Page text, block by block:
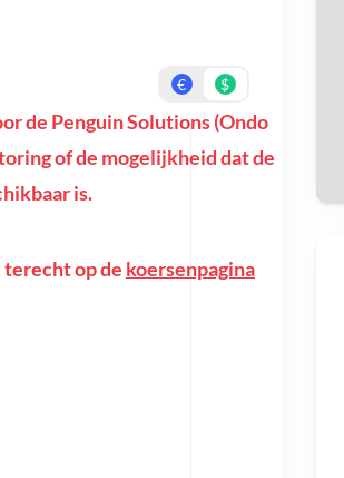
€ $
de Penguin Solutions (Ondo
of de mogelijkheid dat de
is.
op de koersenpagina